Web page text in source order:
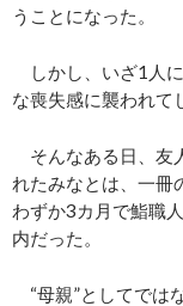
うことになった。
しかし、いざ1人
な喪失感に襲われて
そんなある日、友
れたみなとは、一冊
わずか3カ月で鮨職
内だった。
“母親”としてでは